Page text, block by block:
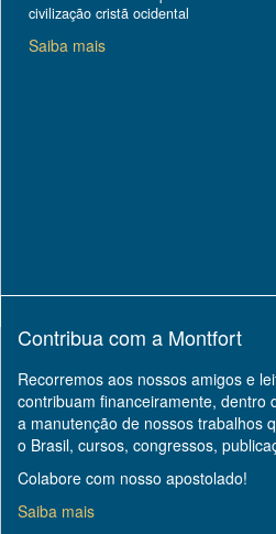
civilização cristã ocidental
Saiba mais
Contribua com a Montfort
Recorremos aos nossos amigos e
contribuam financeiramente, dentro
a manutenção de nossos trabalhos
o Brasil, cursos, congressos,
Colabore com nosso apostolado!
Saiba mais